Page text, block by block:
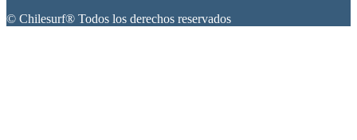
© Chilesurf® Todos los derechos reservados